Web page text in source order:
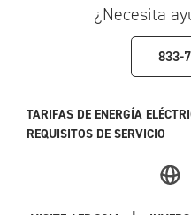
¿Necesita
833-
TARIFAS DE ENERGÍA
REQUISITOS DE SERVICIO